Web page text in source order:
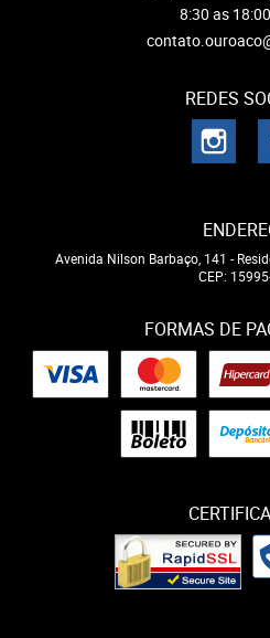
8:30 as
REDES
Avenida Nilson Barbaço, 141 -
CEP:
FORMAS DE